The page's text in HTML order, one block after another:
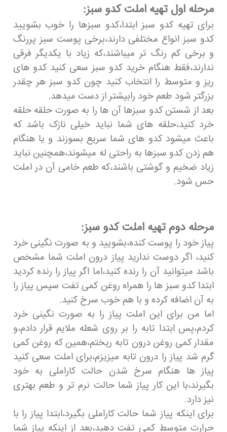
مرحله اول تهیه املت کدو سبز:
برای تهیه کدو سبز ابتدا،کدو سبزها را خوب بشویید
کدو سبز انواع مختلفی دارند،برخی پوست سبز پررنگ
و برخی کم رنگ تر میباشند،که زیاد با یکدیگر فرقی
ندارند،فقط هنگام خرید کدو سبز سعی کنید کدو های
ریز و متوسط را انتخاب کنید چون کدو سبز هر چقدر
بزرگتر شود طعم خود رابیشتر از دست میدهد.
بعد از شستن کدو سبزها آن ها را به صورت حلقه حلقه
خرد کنید،حلقه های شما نباید خیلی نازک باشد که
باعث میشود کدو های شما سریع بسوزند و یا هنگام
هم زدن کدو سبزها به راحتی له میشوند،همچنین نباید
زیاد ضخیم و گوشتی باشند،که طعم خامی آن در املت
حس شود.
مرحله دوم تهیه املت کدو سبز:
پیاز خود را پوست کنده،بشویید و به صورت نگینی خرد
کنید، اگر دوست ندارید پیاز درون املت شما مشخص
باشد میتوانید آن را رنده کنید،اما اگر پیاز را رنده کردید
ابتدا کدو سبز ها را همراه روغن کمی تفت سپس پیاز را
به آن اضافه کرده و با هم خوب سرخ کنید.
اما من برای این املت پیاز را به صورت نگینی خرد
کردم،پس ابتدا تابه را بر روی شعله ملایم قرار دادم،و
مقدار کمی روغن درون تابه ریختم،همین که روغن کمی
گرم شد پیاز را درون تابه میزیزم،برای املت سعی کنید
پیاز ها هنگام سرخ شدن حالت کاراملی به خود
بگیرند،با این کار پیاز شما حالت نرم تر و طعم بهتری
نیز دارد.
برای اینکه پیاز شما حالت کاراملی بگیرد،ابتدا پیاز را با
حرارت متوسط کمی تفت دهید،بعد از اینکه پیاز شما